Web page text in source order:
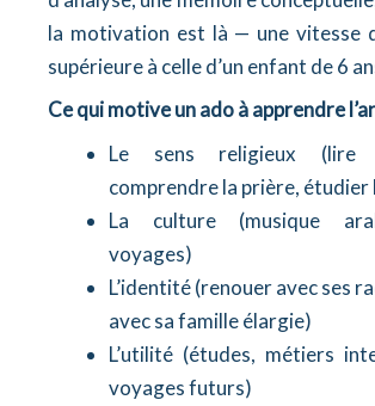
la motivation est là — une vitesse
supérieure à celle d’un enfant de 6
Ce qui motive un ado à apprendre
Le sens religieux (lire
comprendre la prière, étudier
La culture (musique
voyages)
L’identité (renouer avec ses
avec sa famille élargie)
L’utilité (études, métiers
voyages futurs)